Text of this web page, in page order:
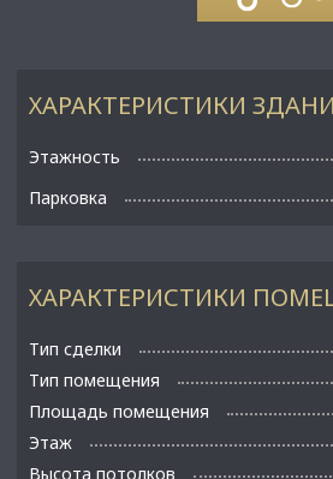
ХАРАКТЕРИСТИКИ
Тип сделки
Тип помещения
Площадь помещения
Этаж
Высота потолков
ХАРАКТЕРИСТИКИ
Этажность
Парковка